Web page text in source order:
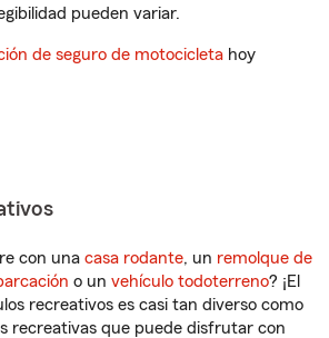
pueden variar.
de seguro de motocicleta hoy
con una casa rodante, un remolque de
o un vehículo todoterreno? ¡El
recreativos es casi tan diverso como
recreativas que puede disfrutar con